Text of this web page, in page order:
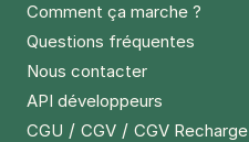
Comment ça marche ?
Questions fréquentes
Nous contacter
API développeurs
CGU / CGV / CGV Recharge